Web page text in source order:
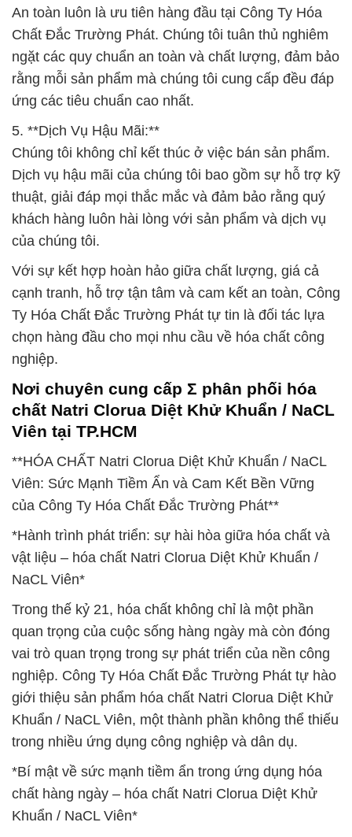
An toàn luôn là ưu tiên hàng đầu tại Công Ty Hóa
Chất Đắc Trường Phát. Chúng tôi tuân thủ nghiêm
ngặt các quy chuẩn an toàn và chất lượng, đảm bảo
rằng mỗi sản phẩm mà chúng tôi cung cấp đều đáp
ứng các tiêu chuẩn cao nhất.
5. **Dịch Vụ Hậu Mãi:**
Chúng tôi không chỉ kết thúc ở việc bán sản phẩm.
Dịch vụ hậu mãi của chúng tôi bao gồm sự hỗ trợ kỹ
thuật, giải đáp mọi thắc mắc và đảm bảo rằng quý
khách hàng luôn hài lòng với sản phẩm và dịch vụ
của chúng tôi.
Với sự kết hợp hoàn hảo giữa chất lượng, giá cả
cạnh tranh, hỗ trợ tận tâm và cam kết an toàn, Công
Ty Hóa Chất Đắc Trường Phát tự tin là đối tác lựa
chọn hàng đầu cho mọi nhu cầu về hóa chất công
nghiệp.
Nơi chuyên cung cấp Σ phân phối hóa
chất Natri Clorua Diệt Khử Khuẩn / NaCL
Viên tại TP.HCM
**HÓA CHẤT Natri Clorua Diệt Khử Khuẩn / NaCL
Viên: Sức Mạnh Tiềm Ẩn và Cam Kết Bền Vững
của Công Ty Hóa Chất Đắc Trường Phát**
*Hành trình phát triển: sự hài hòa giữa hóa chất và
vật liệu – hóa chất Natri Clorua Diệt Khử Khuẩn /
NaCL Viên*
Trong thế kỷ 21, hóa chất không chỉ là một phần
quan trọng của cuộc sống hàng ngày mà còn đóng
vai trò quan trọng trong sự phát triển của nền công
nghiệp. Công Ty Hóa Chất Đắc Trường Phát tự hào
giới thiệu sản phẩm hóa chất Natri Clorua Diệt Khử
Khuẩn / NaCL Viên, một thành phần không thể thiếu
trong nhiều ứng dụng công nghiệp và dân dụ.
*Bí mật về sức mạnh tiềm ẩn trong ứng dụng hóa
chất hàng ngày – hóa chất Natri Clorua Diệt Khử
Khuẩn / NaCL Viên*